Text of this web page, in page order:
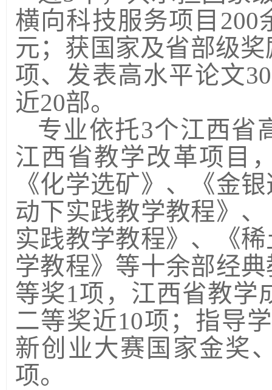
横向科技服务项目 200
元；获国家及省部级奖
项、发表高水平论文
近20部。
专业依托3个江西省
江西省教学改革项目
《化学选矿》、《金
动下实践教学教程》
实践教学教程》、《
学教程》等十余部经
等奖1项，江西省教学
二等奖近10项；指导
新创业大赛国家金奖
项。